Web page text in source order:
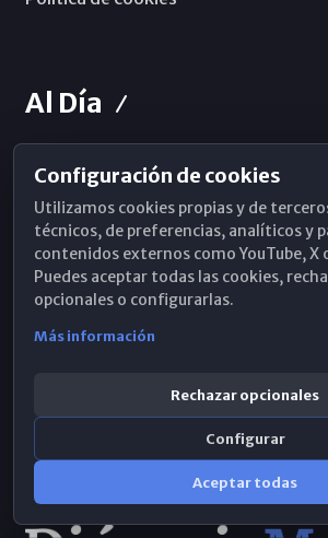
Al Día
Horarios de Misa
Hemeroteca
WhatsApp
Configuración de cookies
Utilizamos cookies propias y de
técnicos, de preferencias, analíticos y
contenidos externos como YouTube, X
Puedes aceptar todas las cookies,
opcionales o configurarlas.
Más información
Rechazar opcionales
Configurar
Aceptar todas